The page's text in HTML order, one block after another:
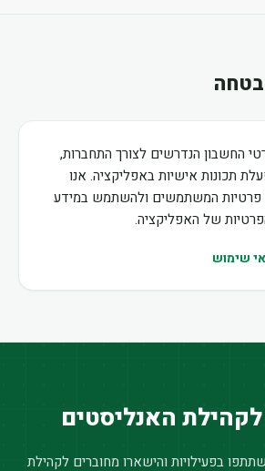
החשבון הנדרשים לצורך התחברות,
תכונות אישיות באפליקציה. אנו
פרטיות המשתמשים ולהשתמש במידע
של האפליקציה.
שימוש
האנליסטים
בפעילויות והישארו מחוברים לקהילת